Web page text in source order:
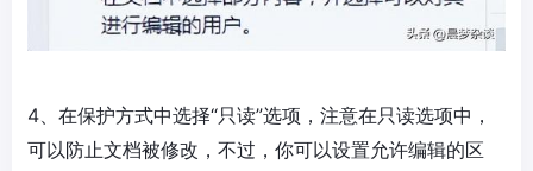
4、在保护方式中选择“只读”选项，注意在只读选项中，
可以防止文档被修改，不过，你可以设置允许编辑的区